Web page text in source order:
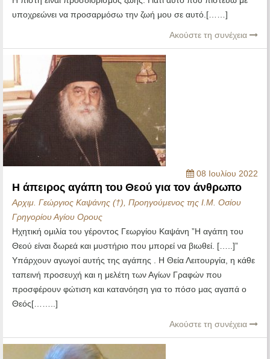
υποχρεώνει να προσαρμόσω την ζωή μου σε αυτό.[……]
Ακούστε τη συνέχεια
08 Ιουλίου 2022
Η άπειρος αγάπη του Θεού για τον άνθρωπο
Αρχιμ. Γεώργιος Καψάνης (†), Προηγούμενος της Ι.Μ. Οσίου
Γρηγορίου Αγίου Ορους
Ηχητική ομιλία του γέροντος Γεωργίου Καψάνη ”Η αγάπη του
Θεού είναι δωρεά και μυστήριο που μπορεί να βιωθεί. […..]”
Υπάρχουν αγωγοί αυτής της αγάπης . Η Θεία Λειτουργία, η κάθε
ταπεινή προσευχή και η μελέτη των Αγίων Γραφών που
προσφέρουν φώτιση και κατανόηση για το πόσο μας αγαπά ο
Θεός[……..]
Ακούστε τη συνέχεια